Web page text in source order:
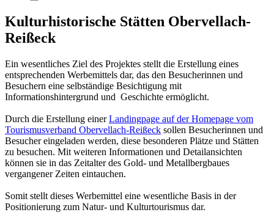
Kulturhistorische Stätten Obervellach-
Reißeck
Ein wesentliches Ziel des Projektes stellt die Erstellung eines
entsprechenden Werbemittels dar, das den Besucherinnen und
Besuchern eine selbständige Besichtigung mit
Informationshintergrund und Geschichte ermöglicht.
Durch die Erstellung einerLandingpage auf der Homepage vom
Tourismusverband Obervellach-Reißeck sollen Besucherinnen und
Besucher eingeladen werden, diese besonderen Plätze und Stätten
zu besuchen. Mit weiteren Informationen und Detailansichten
können sie in das Zeitalter des Gold- und Metallbergbaues
vergangener Zeiten eintauchen.
Somit stellt dieses Werbemittel eine wesentliche Basis in der
Positionierung zum Natur- und Kulturtourismus dar.